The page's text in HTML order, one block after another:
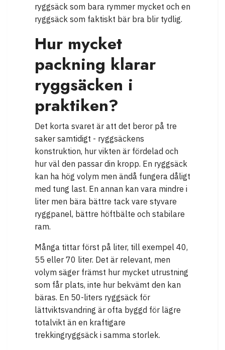
ryggsäck som bara rymmer mycket och en
ryggsäck som faktiskt bär bra blir tydlig.
Hur mycket
packning klarar
ryggsäcken i
praktiken?
Det korta svaret är att det beror på tre
saker samtidigt - ryggsäckens
konstruktion, hur vikten är fördelad och
hur väl den passar din kropp. En ryggsäck
kan ha hög volym men ändå fungera dåligt
med tung last. En annan kan vara mindre i
liter men bära bättre tack vare styvare
ryggpanel, bättre höftbälte och stabilare
ram.
Många tittar först på liter, till exempel 40,
55 eller 70 liter. Det är relevant, men
volym säger främst hur mycket utrustning
som får plats, inte hur bekvämt den kan
bäras. En 50-liters ryggsäck för
lättviktsvandring är ofta byggd för lägre
totalvikt än en kraftigare
trekkingryggsäck i samma storlek.